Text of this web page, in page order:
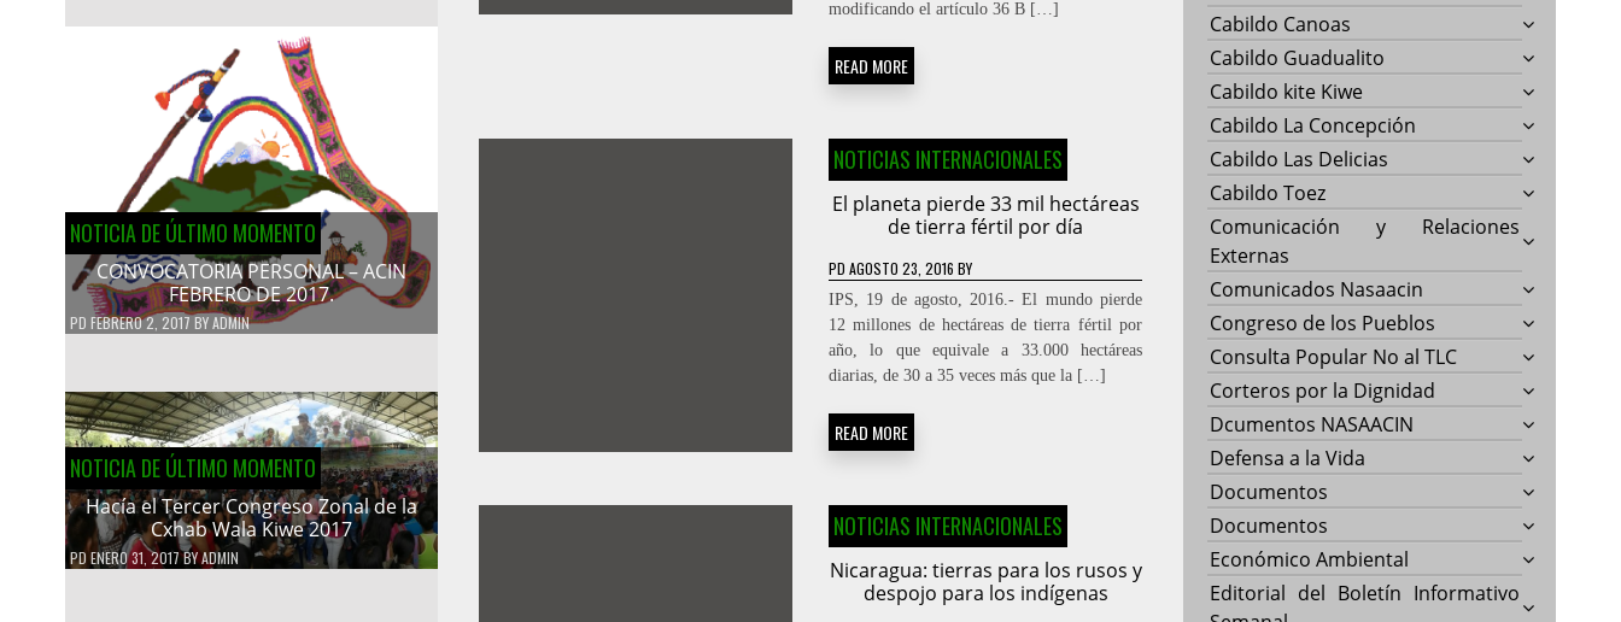
NOTICIA DE ÚLTIMO MOMENTO
CONVOCATORIA PERSONAL – ACIN
FEBRERO DE 2017.
PD FEBRERO 2, 2017BYADMIN
NOTICIA DE ÚLTIMO MOMENTO
Hacía el Tercer Congreso Zonal de la
Cxhab Wala Kiwe 2017
PDENERO 31, 2017BYADMIN
modificando el artículo 36 B […]
READ MORE
NOTICIAS INTERNACIONALES
El planeta pierde 33 mil hectáreas
de tierra fértil por día
PD AGOSTO 23, 2016 BY
IPS, 19 de agosto, 2016.- El mundo pierde
12 millones de hectáreas de tierra fértil por
año, lo que equivale a 33.000 hectáreas
diarias, de 30 a 35 veces más que la […]
READ MORE
NOTICIAS INTERNACIONALES
Nicaragua: tierras para los rusos y
despojo para los indígenas
Cabildo Canoas
Cabildo Guadualito
Cabildo kite Kiwe
Cabildo La Concepción
Cabildo Las Delicias
Cabildo Toez
Comunicación y Relaciones
Externas
Comunicados Nasaacin
Congreso de los Pueblos
Consulta Popular No al TLC
Corteros por la Dignidad
Dcumentos NASAACIN
Defensa a la Vida
Documentos
Documentos
Económico Ambiental
Editorial del Boletín Informativo